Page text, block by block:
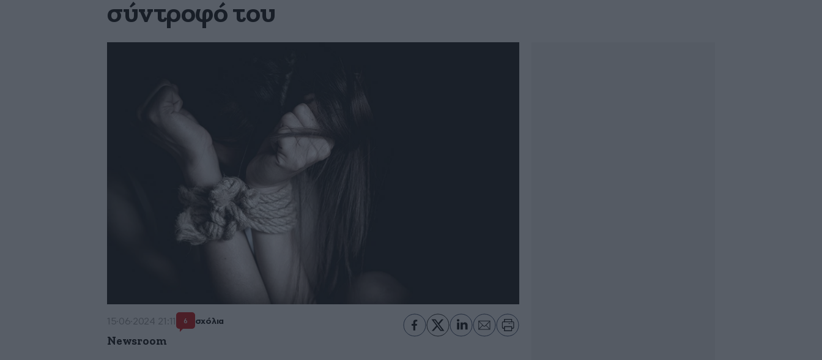
σύντροφό του
15·06·2024 21:11 6 σχόλια
Newsroom